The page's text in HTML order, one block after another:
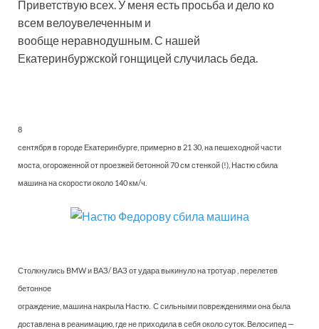
Приветствую всех. У меня есть просьба и дело ко
всем велоувелеченным и
вообще неравнодушным. С нашей
Екатеринбуржской гонщицей случилась беда.
8
сентября в городе Екатеринбурге, примерно в 21 30, на пешеходной части
моста, огороженной от проезжей бетонной 70 см стенкой (!), Настю сбила
машина на скорости около 140 км/ч.
Столкнулись BMW и ВАЗ/ ВАЗ от удара выкинуло на тротуар , перелетев
бетонное
ограждение, машина накрыла Настю. С сильными повреждениями она была
доставлена в реанимацию, где не приходила в себя около суток. Велосипед —